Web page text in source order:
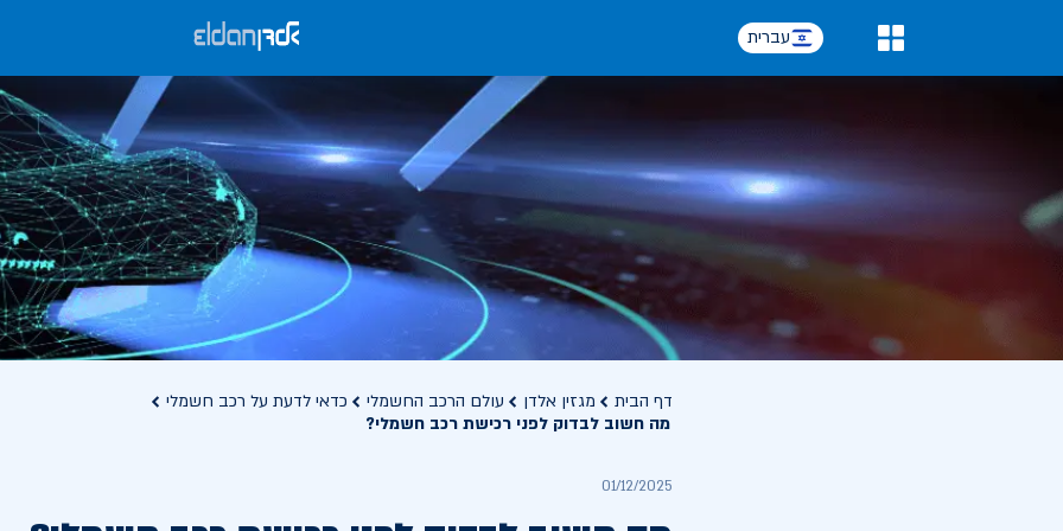
עברית
דף הבית מגזין אלדן עולם הרכב החשמלי
כדאי לדעת על רכב חשמלי
מה חשוב לבדוק לפני רכישת רכב חשמלי?
01/12/2025